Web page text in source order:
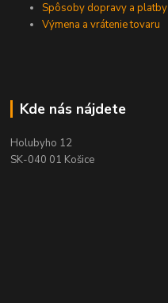
Spôsoby dopravy a platby
Výmena a vrátenie tovaru
Kde nás nájdete
Holubyho 12
SK-040 01 Košice